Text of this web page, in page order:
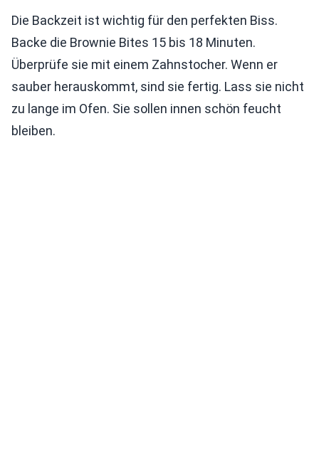
Die Backzeit ist wichtig für den perfekten Biss.
Backe die Brownie Bites 15 bis 18 Minuten.
Überprüfe sie mit einem Zahnstocher. Wenn er
sauber herauskommt, sind sie fertig. Lass sie nicht
zu lange im Ofen. Sie sollen innen schön feucht
bleiben.